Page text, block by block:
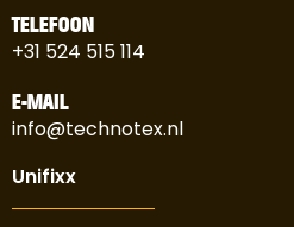
TELEFOON
+31 524 515 114
E-MAIL
info@technotex.nl
Unifixx